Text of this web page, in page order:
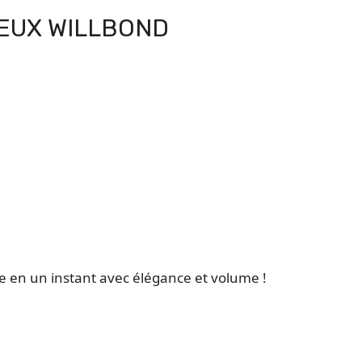
WILLBOND
en un instant avec élégance et volume !